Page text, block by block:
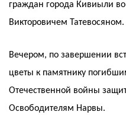
граждан города Кивиыли во
Викторовичем Татевосяном.
Вечером, по завершении
цветы к памятнику
Отечественной войны
Освободителям Нарвы.